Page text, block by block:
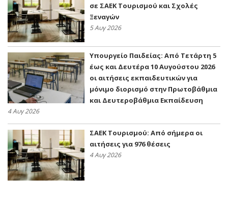
σε ΣΑΕΚ Τουρισμού και Σχολές
Ξεναγών
5 Αυγ 2026
Υπουργείο Παιδείας: Από Τετάρτη 5
έως και Δευτέρα 10 Αυγούστου 2026
οι αιτήσεις εκπαιδευτικών για
μόνιμο διορισμό στην Πρωτοβάθμια
και Δευτεροβάθμια Εκπαίδευση
4 Αυγ 2026
ΣΑΕΚ Τουρισμού: Από σήμερα οι
αιτήσεις για 976 θέσεις
4 Αυγ 2026